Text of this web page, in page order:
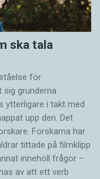
ska tala
för
sig grunderna
ytterligare i takt med
upp den. Det
Forskarna har
tittade på filmklipp
innehöll frågor –
av att ett verb